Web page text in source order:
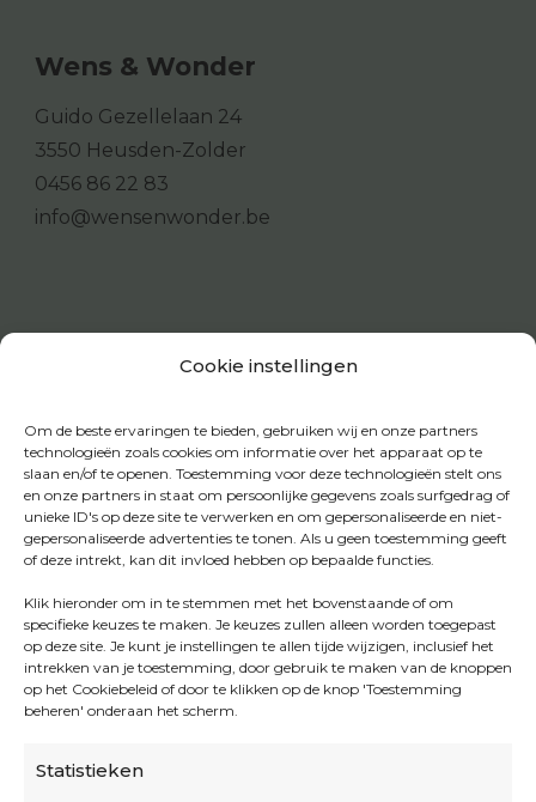
Cookie instellingen
Om de beste ervaringen te bieden, gebruiken wij en onze partners
technologieën zoals cookies om informatie over het apparaat op te
slaan en/of te openen. Toestemming voor deze technologieën stelt ons
en onze partners in staat om persoonlijke gegevens zoals surfgedrag of
unieke ID's op deze site te verwerken en om gepersonaliseerde en niet-
gepersonaliseerde advertenties te tonen. Als u geen toestemming geeft
of deze intrekt, kan dit invloed hebben op bepaalde functies.
Klik hieronder om in te stemmen met het bovenstaande of om
specifieke keuzes te maken. Je keuzes zullen alleen worden toegepast
op deze site. Je kunt je instellingen te allen tijde wijzigen, inclusief het
intrekken van je toestemming, door gebruik te maken van de knoppen
op het Cookiebeleid of door te klikken op de knop 'Toestemming
beheren' onderaan het scherm.
Statistieken
Wens & Wonder
Guido Gezellelaan 24
3550 Heusden-Zolder
0456 86 22 83
info@wensenwonder.be